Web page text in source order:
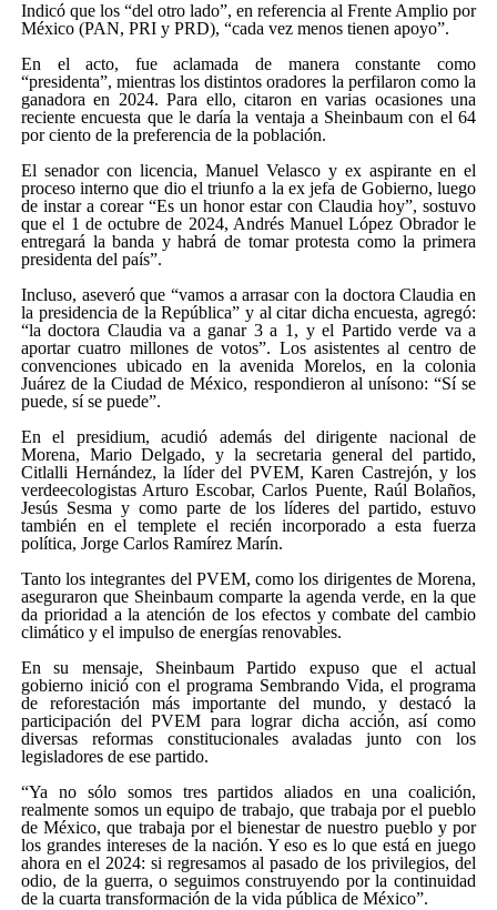
Indicó que los “del otro lado”, en referencia al Frente Amplio por
México (PAN, PRI y PRD), “cada vez menos tienen apoyo”.
En el acto, fue aclamada de manera constante como
“presidenta”, mientras los distintos oradores la perfilaron como la
ganadora en 2024. Para ello, citaron en varias ocasiones una
reciente encuesta que le daría la ventaja a Sheinbaum con el 64
por ciento de la preferencia de la población.
El senador con licencia, Manuel Velasco y ex aspirante en el
proceso interno que dio el triunfo a la ex jefa de Gobierno, luego
de instar a corear “Es un honor estar con Claudia hoy”, sostuvo
que el 1 de octubre de 2024, Andrés Manuel López Obrador le
entregará la banda y habrá de tomar protesta como la primera
presidenta del país”.
Incluso, aseveró que “vamos a arrasar con la doctora Claudia en
la presidencia de la República” y al citar dicha encuesta, agregó:
“la doctora Claudia va a ganar 3 a 1, y el Partido verde va a
aportar cuatro millones de votos”. Los asistentes al centro de
convenciones ubicado en la avenida Morelos, en la colonia
Juárez de la Ciudad de México, respondieron al unísono: “Sí se
puede, sí se puede”.
En el presidium, acudió además del dirigente nacional de
Morena, Mario Delgado, y la secretaria general del partido,
Citlalli Hernández, la líder del PVEM, Karen Castrejón, y los
verdeecologistas Arturo Escobar, Carlos Puente, Raúl Bolaños,
Jesús Sesma y como parte de los líderes del partido, estuvo
también en el templete el recién incorporado a esta fuerza
política, Jorge Carlos Ramírez Marín.
Tanto los integrantes del PVEM, como los dirigentes de Morena,
aseguraron que Sheinbaum comparte la agenda verde, en la que
da prioridad a la atención de los efectos y combate del cambio
climático y el impulso de energías renovables.
En su mensaje, Sheinbaum Partido expuso que el actual
gobierno inició con el programa Sembrando Vida, el programa
de reforestación más importante del mundo, y destacó la
participación del PVEM para lograr dicha acción, así como
diversas reformas constitucionales avaladas junto con los
legisladores de ese partido.
“Ya no sólo somos tres partidos aliados en una coalición,
realmente somos un equipo de trabajo, que trabaja por el pueblo
de México, que trabaja por el bienestar de nuestro pueblo y por
los grandes intereses de la nación. Y eso es lo que está en juego
ahora en el 2024: si regresamos al pasado de los privilegios, del
odio, de la guerra, o seguimos construyendo por la continuidad
de la cuarta transformación de la vida pública de México”.